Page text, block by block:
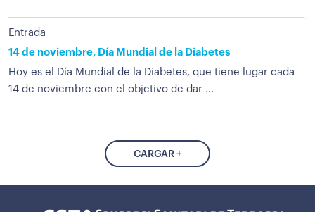
Entrada
14 de noviembre, Día Mundial de la Diabetes
Hoy es el Día Mundial de la Diabetes, que tiene lugar cada
14 de noviembre con el objetivo de dar ...
CARGAR +